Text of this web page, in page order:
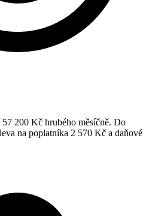
200 Kč hrubého měsíčně. Do
na poplatníka 2 570 Kč a daňové